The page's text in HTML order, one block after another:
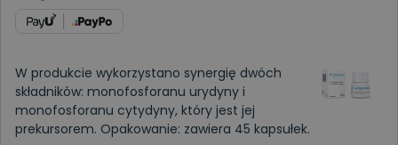
W produkcie wykorzystano synergię dwóch
składników: monofosforanu urydyny i
monofosforanu cytydyny, który jest jej
prekursorem. Opakowanie: zawiera 45 kapsułek.